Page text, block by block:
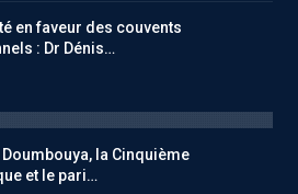
en faveur des couvents
: Dr Dénis…
Doumbouya, la Cinquième
et le pari…